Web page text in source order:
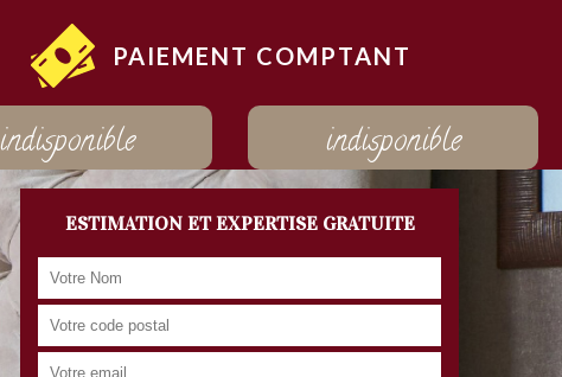
PAIEMENT COMPTANT
indisponible indisponible
ESTIMATION ET EXPERTISE GRATUITE